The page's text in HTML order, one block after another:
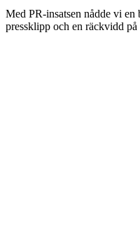
Med PR-insatsen nådde vi
pressklipp och en räckvidd